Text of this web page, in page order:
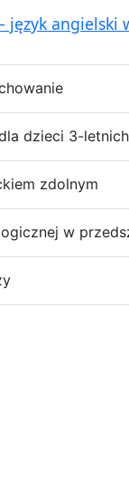
język
dzieci 3-letnich
zdolnym
w
dzieci w